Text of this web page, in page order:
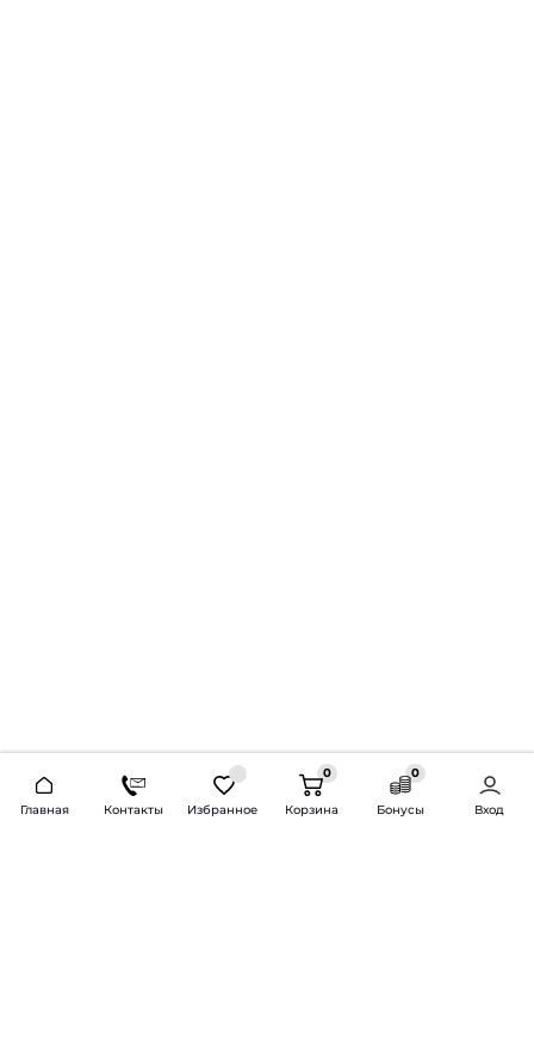
Главная Контакты Избранное
0
Корзина
0
Бонусы Вход
2026 © Продажа и установка автозвука.
Доставка по всей России и СНГ